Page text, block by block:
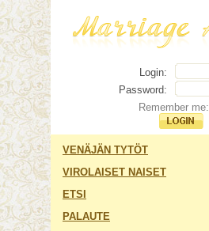
Login:
Password:
Remember me:
VENÄJÄN TYTÖT
VIROLAISET NAISET
ETSI
PALAUTE